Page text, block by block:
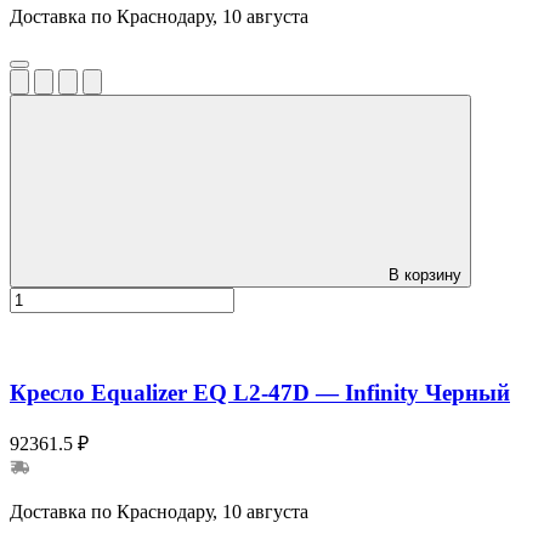
Доставка по Краснодару, 10 августа
В корзину
Кресло Equalizer EQ L2-47D — Infinity Черный
92361.5 ₽
Доставка по Краснодару, 10 августа